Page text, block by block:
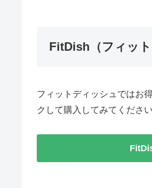
FitDish（フィッ
フィットディッシュではお
クして購入してみてください